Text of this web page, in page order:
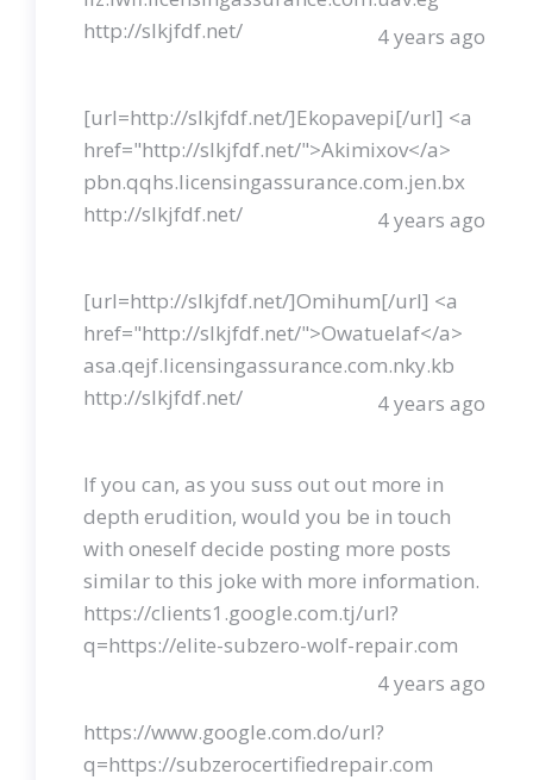
http://slkjfdf.net/
4 years ago
[url=http://slkjfdf.net/]Ekopavepi[/url] <a
href="http://slkjfdf.net/">Akimixov</a>
pbn.qqhs.licensingassurance.com.jen.bx
http://slkjfdf.net/
4 years ago
[url=http://slkjfdf.net/]Omihum[/url] <a
href="http://slkjfdf.net/">Owatuelaf</a>
asa.qejf.licensingassurance.com.nky.kb
http://slkjfdf.net/
4 years ago
If you can, as you suss out out more in
depth erudition, would you be in touch
with oneself decide posting more posts
similar to this joke with more information.
https://clients1.google.com.tj/url?
q=https://elite-subzero-wolf-repair.com
4 years ago
https://www.google.com.do/url?
q=https://subzerocertifiedrepair.com